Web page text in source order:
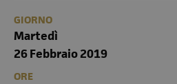
GIORNO
Martedì
26 Febbraio 2019
ORE